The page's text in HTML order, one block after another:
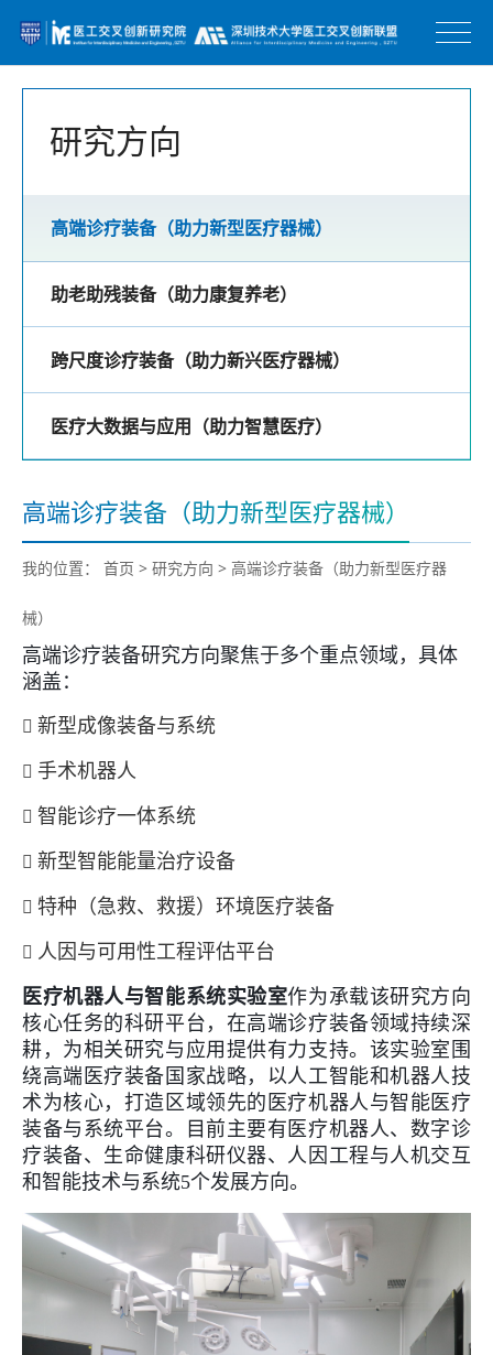
研究方向
高端诊疗装备（助力新型医疗器械）
助老助残装备（助力康复养老）
跨尺度诊疗装备（助力新兴医疗器械）
医疗大数据与应用（助力智慧医疗）
高端诊疗装备（助力新型医疗器械）
我的位置： 首页 > 研究方向 > 高端诊疗装备（助力新型医疗器
械）
高端诊疗装备研究方向聚焦于多个重点领域，具体
涵盖：
 新型成像装备与系统
 手术机器人
 智能诊疗一体系统
 新型智能能量治疗设备
 特种（急救、救援）环境医疗装备
 人因与可用性工程评估平台
医疗机器人与智能系统实验室作为承载该研究方向
核心任务的科研平台，在高端诊疗装备领域持续深
耕，为相关研究与应用提供有力支持。该实验室围
绕高端医疗装备国家战略，以人工智能和机器人技
术为核心，打造区域领先的医疗机器人与智能医疗
装备与系统平台。目前主要有医疗机器人、数字诊
疗装备、生命健康科研仪器、人因工程与人机交互
和智能技术与系统5个发展方向。